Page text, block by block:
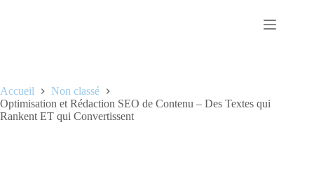
Accueil
Non classé
Optimisation et Rédaction SEO de Contenu – Des Textes qui
Rankent ET qui Convertissent